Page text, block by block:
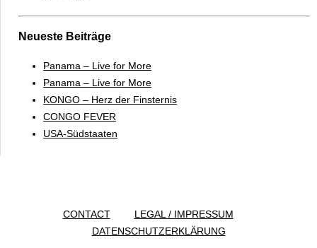
Neueste Beiträge
Panama – Live for More
Panama – Live for More
KONGO – Herz der Finsternis
CONGO FEVER
USA-Südstaaten
CONTACT
LEGAL / IMPRESSUM
DATENSCHUTZERKLÄRUNG